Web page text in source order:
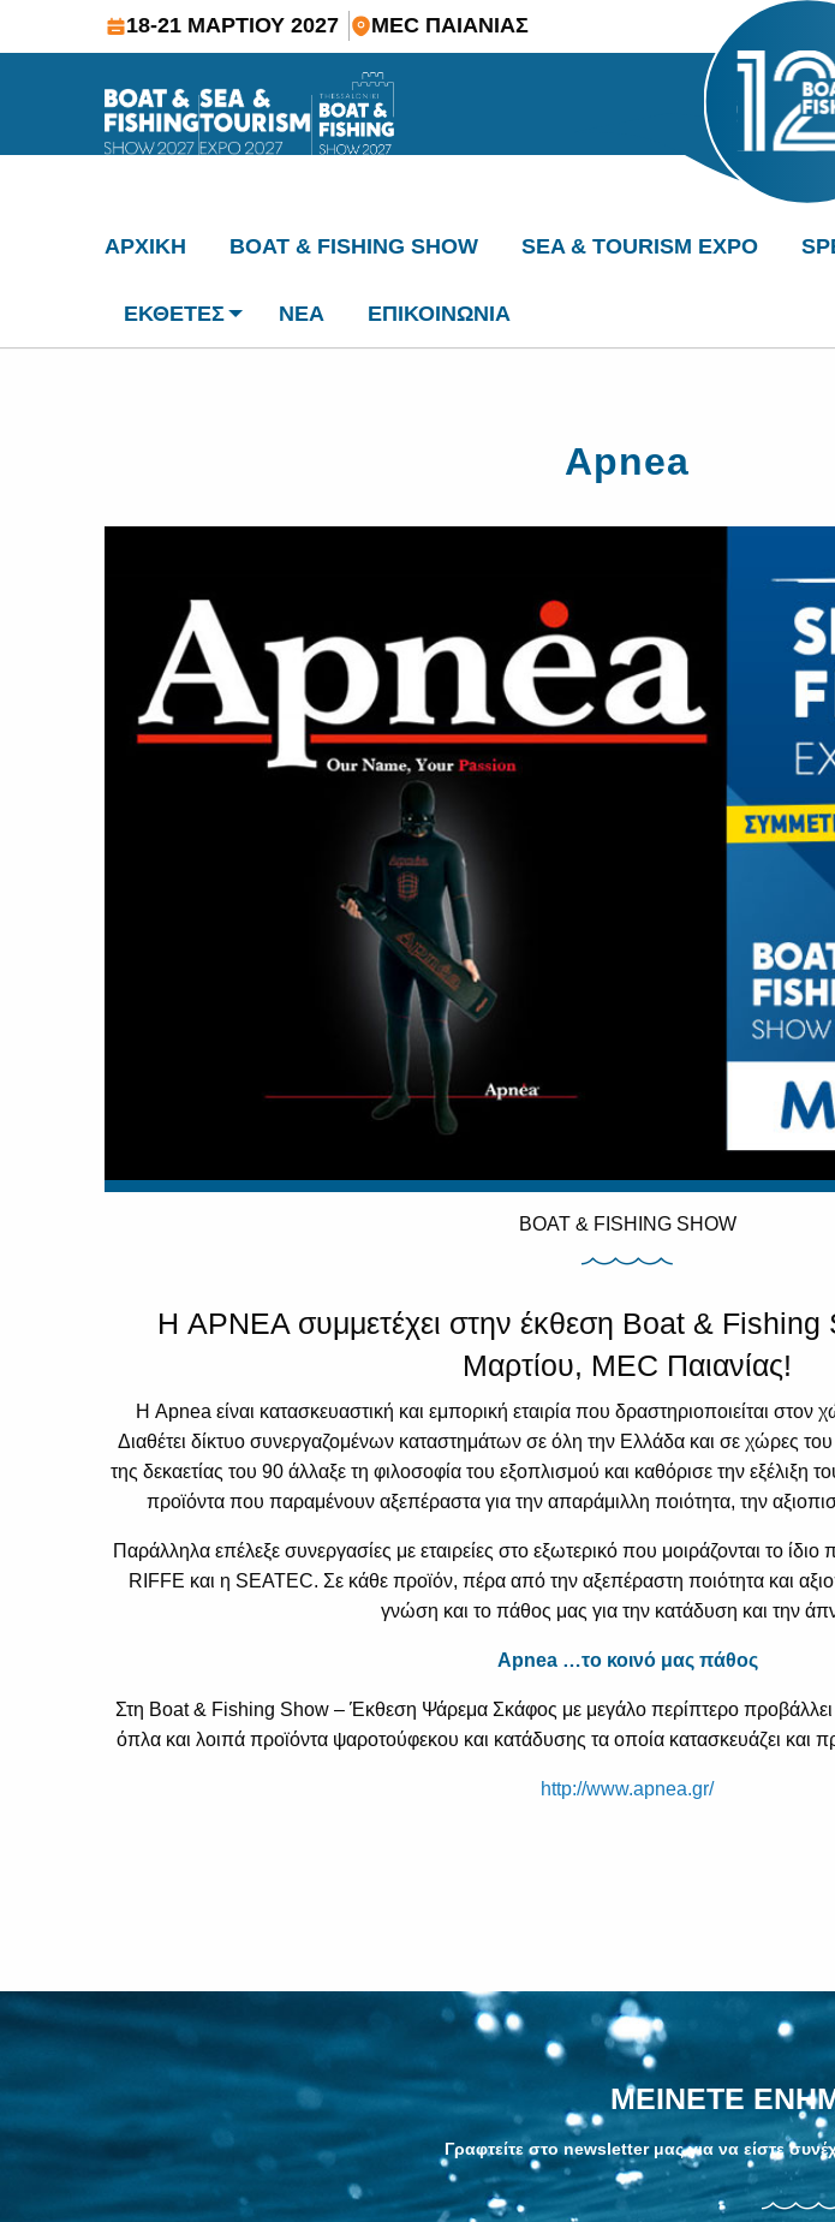
18-21 ΜΑΡΤΙΟΥ 2027 MEC ΠΑΙΑΝΙΑΣ
ΑΡΧΙΚΗ BOAT & FISHING SHOW SEA & TOURISM EXPO
ΕΚΘΕΤΕΣ ΝΕΑ ΕΠΙΚΟΙΝΩΝΙΑ
Apnea
BOAT & FISHING SHOW
Η APNEA συμμετέχει στην έκθεση Boat &
Μαρτίου, MEC Παιανίας!
Η Apnea είναι κατασκευαστική και εμπορική εταιρία που δραστηριοποιείται
Διαθέτει δίκτυο συνεργαζομένων καταστημάτων σε όλη την Ελλάδα και σε χώρες
της δεκαετίας του 90 άλλαξε τη φιλοσοφία του εξοπλισμού και καθόρισε την εξέλιξη
προϊόντα που παραμένουν αξεπέραστα για την απαράμιλλη ποιότητα, την
Παράλληλα επέλεξε συνεργασίες με εταιρείες στο εξωτερικό που μοιράζονται το
RIFFE και η SEATEC. Σε κάθε προϊόν, πέρα από την αξεπέραστη ποιότητα και
γνώση και το πάθος μας για την κατάδυση και την
Apnea …το κοινό μας πάθος
Στη Boat & Fishing Show – Έκθεση Ψάρεμα Σκάφος με μεγάλο περίπτερο προβάλλει
όπλα και λοιπά προϊόντα ψαροτούφεκου και κατάδυσης τα οποία κατασκευάζει και
http://www.apnea.gr/
ΜΕΙΝΕΤΕ
Γραφτείτε στο newsletter μας για να είστε